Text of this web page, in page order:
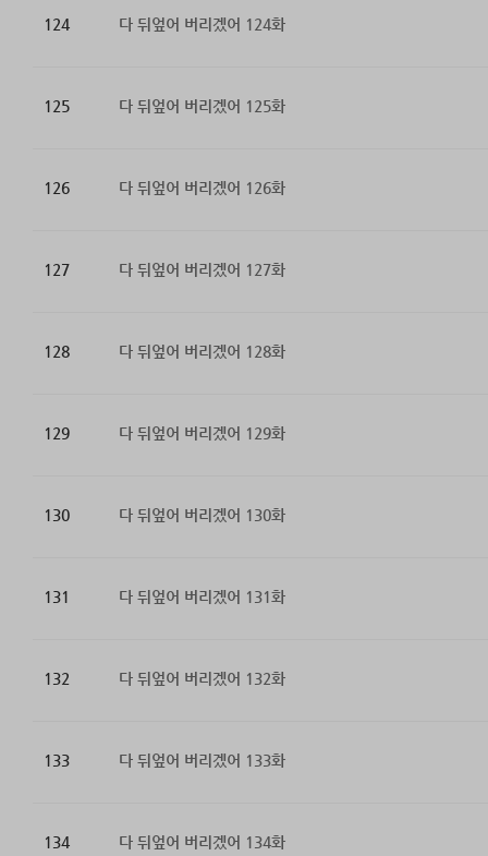
124 다 뒤엎어 버리겠어 124화
125 다 뒤엎어 버리겠어 125화
126 다 뒤엎어 버리겠어 126화
127 다 뒤엎어 버리겠어 127화
128 다 뒤엎어 버리겠어 128화
129 다 뒤엎어 버리겠어 129화
130 다 뒤엎어 버리겠어 130화
131 다 뒤엎어 버리겠어 131화
132 다 뒤엎어 버리겠어 132화
133 다 뒤엎어 버리겠어 133화
134 다 뒤엎어 버리겠어 134화